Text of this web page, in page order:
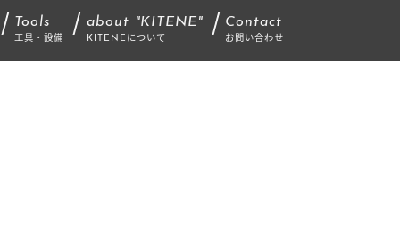
工具・設備
Tools
KITENEについて
about "KITENE"
お問い合わせ
Contact